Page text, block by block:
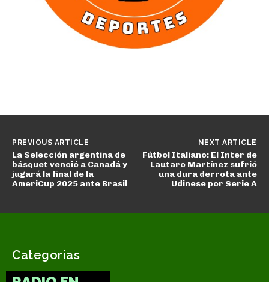
PREVIOUS ARTICLE
La Selección argentina de
básquet venció a Canadá y
jugará la final de la
AmeriCup 2025 ante Brasil
NEXT ARTICLE
Fútbol Italiano: El Inter de
Lautaro Martínez sufrió
una dura derrota ante
Udinese por Serie A
Categorias